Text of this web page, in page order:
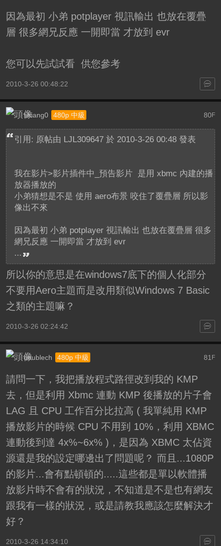
因為最初 小弟 potplayer 視訊輸出 也放在覆疊
層 很多網兄反應 一開即當 才放到 evr
您可以先試試看 供您參考
2010-3-26 00:48:22
80F
shiang0 480p 中級
引用: 原帖由 LJL309647於 2010-3-26 00:48 發表
我在影片>影片插件中_預告影片 是用 xbmc 內建的播
放器播放的
小弟猜想是不是 使用 aero布景 咬住了覆疊層 所以影
像出不來
因為最初 小弟 potplayer 視訊輸出 也放在覆疊層 很多
網兄反應 一開即當 才放到 evr
...
所以你的意思是在windows7底下的個人化部分
不要用Aero主題而是改用類似Windows 7 Basic
之類的主題嘛？
2010-3-26 02:24:42
81 F
doublech 480p 中級
請問一下，我把播放程式路徑改到我的 KMP
去，但是利用 Xbmc 連動 KMP 後播放的片子會
LAG 且 CPU 工作百分比拉高 ( 我單純用 KMP
播放影片的時候 CPU 不用到 10%，利用 XBMC
連動後到達 4x%~6x% )，是因為 XBMC 太佔資
源還是我的設定哪邊出了問題呢？ 而且...1080P
的影片...會有點頓頓的.....這些都是單以軟體播
放影片時不會有的狀況，不知道是不是也有網友
跟我有一樣的狀況，或是請教我應該怎麼解決才
好？
2010-3-26 14:34:10